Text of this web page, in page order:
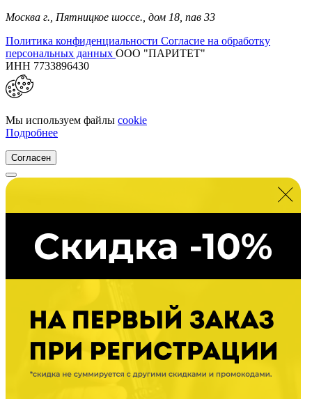
Москва г., Пятницкое шоссе., дом 18, пав 33
Политика конфиденциальности Согласие на обработку
персональных данных ООО "ПАРИТЕТ"
ИНН 7733896430
Мы используем файлы cookie
Подробнее
Согласен